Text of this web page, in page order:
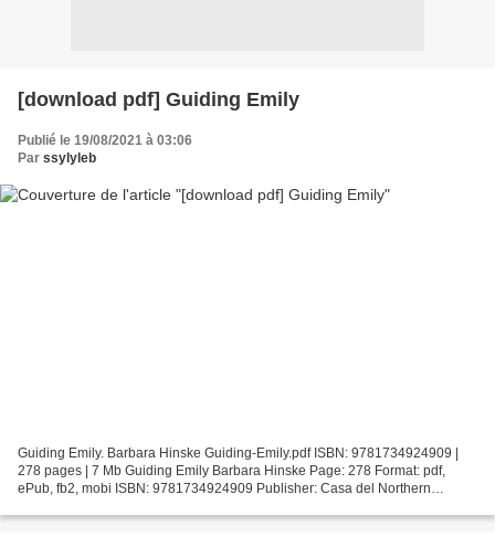
[download pdf] Guiding Emily
Publié le 19/08/2021 à 03:06
Par ssylyleb
Guiding Emily. Barbara Hinske Guiding-Emily.pdf ISBN: 9781734924909 |
278 pages | 7 Mb Guiding Emily Barbara Hinske Page: 278 Format: pdf,
ePub, fb2, mobi ISBN: 9781734924909 Publisher: Casa del Northern